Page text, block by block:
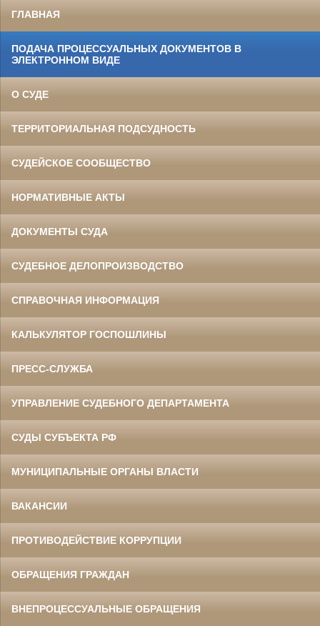
ГЛАВНАЯ
ПОДАЧА ПРОЦЕССУАЛЬНЫХ ДОКУМЕНТОВ В
ЭЛЕКТРОННОМ ВИДЕ
О СУДЕ
ТЕРРИТОРИАЛЬНАЯ ПОДСУДНОСТЬ
СУДЕЙСКОЕ СООБЩЕСТВО
НОРМАТИВНЫЕ АКТЫ
ДОКУМЕНТЫ СУДА
СУДЕБНОЕ ДЕЛОПРОИЗВОДСТВО
СПРАВОЧНАЯ ИНФОРМАЦИЯ
КАЛЬКУЛЯТОР ГОСПОШЛИНЫ
ПРЕСС-СЛУЖБА
УПРАВЛЕНИЕ СУДЕБНОГО ДЕПАРТАМЕНТА
СУДЫ СУБЪЕКТА РФ
МУНИЦИПАЛЬНЫЕ ОРГАНЫ ВЛАСТИ
ВАКАНСИИ
ПРОТИВОДЕЙСТВИЕ КОРРУПЦИИ
ОБРАЩЕНИЯ ГРАЖДАН
ВНЕПРОЦЕССУАЛЬНЫЕ ОБРАЩЕНИЯ